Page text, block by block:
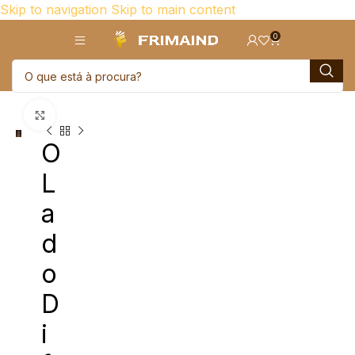
Skip to navigation Skip to main content
0
O
L
a
d
o
D
i